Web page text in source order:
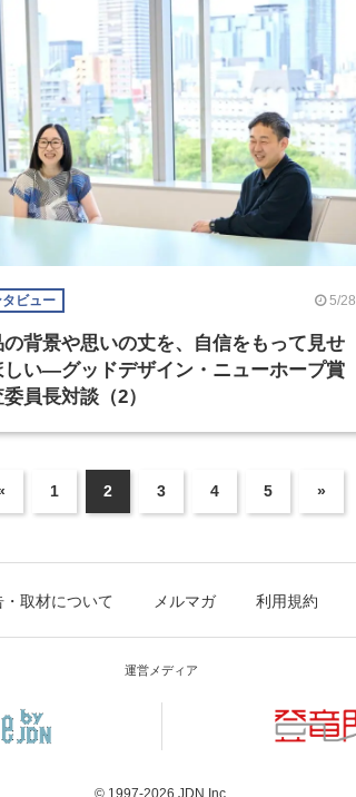
タビュー 5/28
の背景や思いの丈を、自信をもって見せ
しい―グッドデザイン・ニューホープ賞
員長対談（2）
1 2 3 4 5 »
・取材について メルマガ 利用規約
運営メディア
© 1997-2026 JDN Inc.